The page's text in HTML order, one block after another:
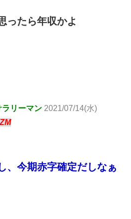
ったら年収かよ
リーマン 2021/07/14(水)
、今期赤字確定だしなぁ